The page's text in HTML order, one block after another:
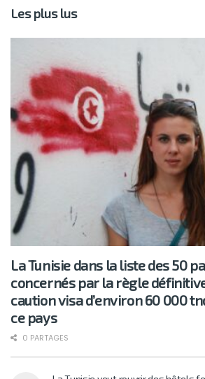
Les plus lus
La Tunisie dans la liste des 50
concernés par la règle
caution visa d’environ 60 000
ce pays
0 PARTAGES